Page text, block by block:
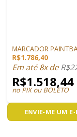
MARCADOR
R$1.786,40
Em até 8x deR$
R$1.518,44
no PIX ou BOLETO
ENVIE-ME UM